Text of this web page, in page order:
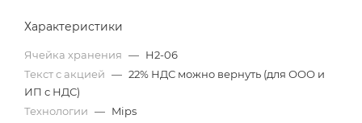
Характеристики
Ячейка хранения — H2-06
Текст с акцией — 22% НДС можно вернуть (для ООО и
ИП с НДС)
Технологии — Mips